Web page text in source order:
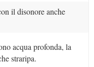
il disonore anche
acqua profonda, la
straripa.